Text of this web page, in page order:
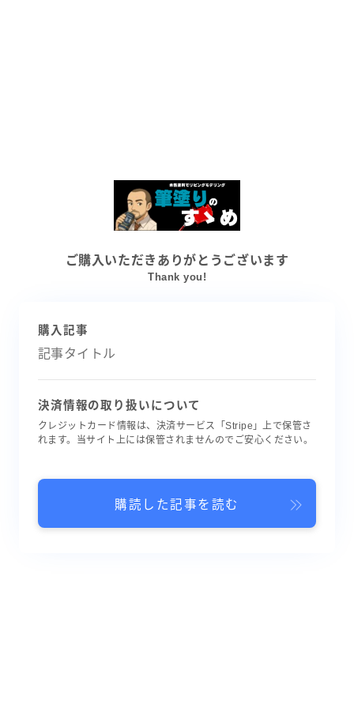
ご購入いただきありがとうございます
Thank you!
購入記事
記事タイトル
決済情報の取り扱いについて
クレジットカード情報は、決済サービス「Stripe」上で保管さ
れます。当サイト上には保管されませんのでご安心ください。
購読した記事を読む